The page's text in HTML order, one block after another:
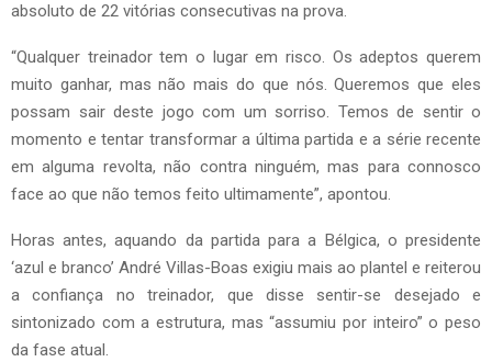
absoluto de 22 vitórias consecutivas na prova.
“Qualquer treinador tem o lugar em risco. Os adeptos querem
muito ganhar, mas não mais do que nós. Queremos que eles
possam sair deste jogo com um sorriso. Temos de sentir o
momento e tentar transformar a última partida e a série recente
em alguma revolta, não contra ninguém, mas para connosco
face ao que não temos feito ultimamente”, apontou.
Horas antes, aquando da partida para a Bélgica, o presidente
‘azul e branco’ André Villas-Boas exigiu mais ao plantel e reiterou
a confiança no treinador, que disse sentir-se desejado e
sintonizado com a estrutura, mas “assumiu por inteiro” o peso
da fase atual.